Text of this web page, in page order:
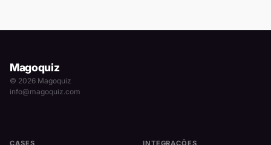
Magoquiz
© 2026 Magoquiz
info@magoquiz.com
CASES INTEGRAÇÕES